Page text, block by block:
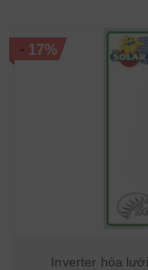
-17%
Inverter hòa